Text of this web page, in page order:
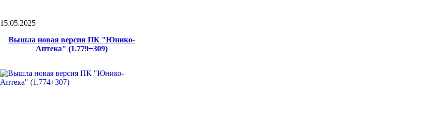
15.05.2025
Вышла новая версия ПК "Юнико-
Аптека" (1.779+309)